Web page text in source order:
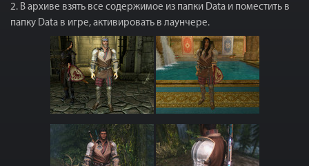
2. В архиве взять все содержимое из папки Data и поместить в
папку Data в игре, активировать в лаунчере.